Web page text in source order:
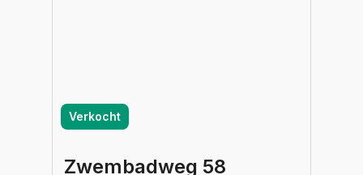
Verkocht
Zwembadweg 58